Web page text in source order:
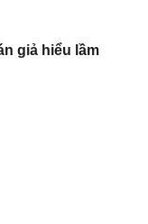
giả hiểu lầm